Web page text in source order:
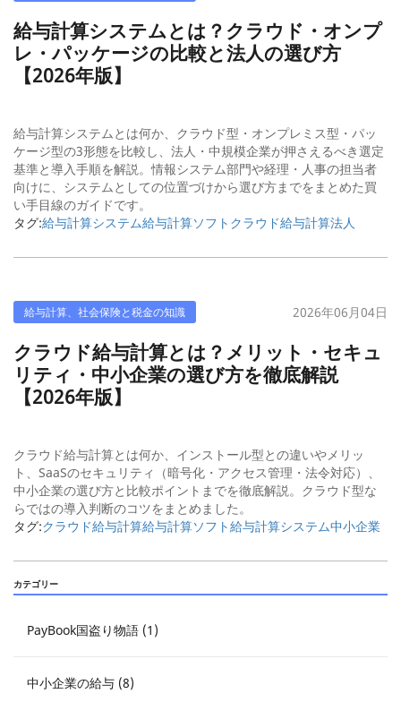
給与計算システムとは？クラウド・オンプ
レ・パッケージの比較と法人の選び方
【2026年版】
給与計算システムとは何か、クラウド型・オンプレミス型・パッ
ケージ型の3形態を比較し、法人・中規模企業が押さえるべき選定
基準と導入手順を解説。情報システム部門や経理・人事の担当者
向けに、システムとしての位置づけから選び方までをまとめた買
い手目線のガイドです。
タグ:給与計算システム給与計算ソフト クラウド給与計算法人
給与計算、社会保険と税金の知識 2026年06月04日
クラウド給与計算とは？メリット・セキュ
リティ・中小企業の選び方を徹底解説
【2026年版】
クラウド給与計算とは何か、インストール型との違いやメリッ
ト、SaaSのセキュリティ（暗号化・アクセス管理・法令対応）、
中小企業の選び方と比較ポイントまでを徹底解説。クラウド型な
らではの導入判断のコツをまとめました。
タグ:クラウド給与計算給与計算ソフト給与計算システム中小企業
カテゴリー
PayBook国盗り物語 (1)
中小企業の給与 (8)